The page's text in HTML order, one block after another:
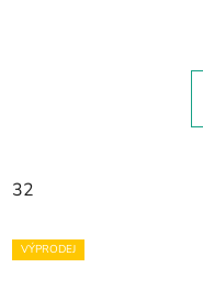
32
VÝPRODEJ